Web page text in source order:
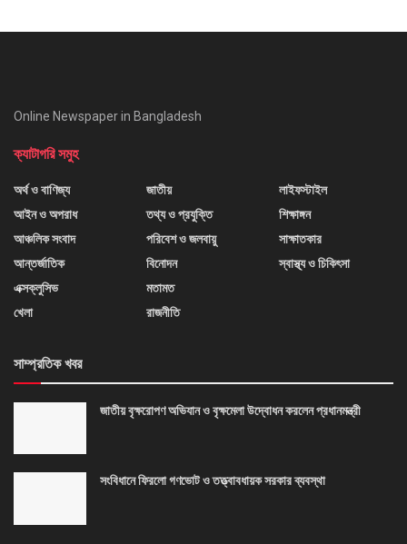
Online Newspaper in Bangladesh
ক্যাটাগরি সমুহ
অর্থ ও বাণিজ্য
আইন ও অপরাধ
আঞ্চলিক সংবাদ
আন্তর্জাতিক
এক্সক্লুসিভ
খেলা
জাতীয়
তথ্য ও প্রযুক্তি
পরিবেশ ও জলবায়ু
বিনোদন
মতামত
রাজনীতি
লাইফস্টাইল
শিক্ষাঙ্গন
সাক্ষাতকার
স্বাস্থ্য ও চিকিৎসা
সাম্প্রতিক খবর
জাতীয় বৃক্ষরোপণ অভিযান ও বৃক্ষমেলা উদ্বোধন করলেন প্রধানমন্ত্রী
সংবিধানে ফিরলো গণভোট ও তত্ত্বাবধায়ক সরকার ব্যবস্থা